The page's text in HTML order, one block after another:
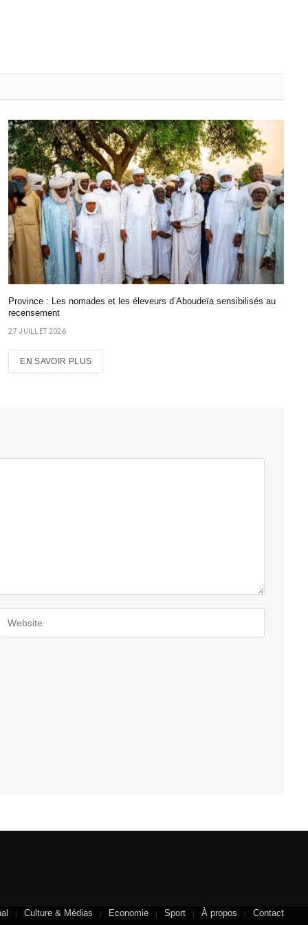
Province : Les nomades et les éleveurs d’Aboudeïa sensibilisés au
recensement
27 JUILLET 2026
EN SAVOIR PLUS
Culture & Médias Economie Sport À propos Contact